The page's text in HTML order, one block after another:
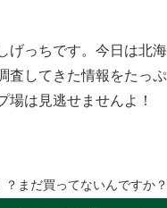
げっちです。今日は北
査してきた情報をたっ
は見逃せませんよ！
？まだ買ってないんですか